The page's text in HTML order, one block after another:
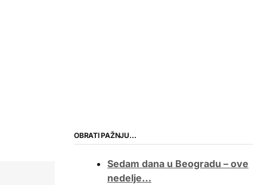
OBRATI PAŽNJU…
Sedam dana u Beogradu – ove
nedelje…